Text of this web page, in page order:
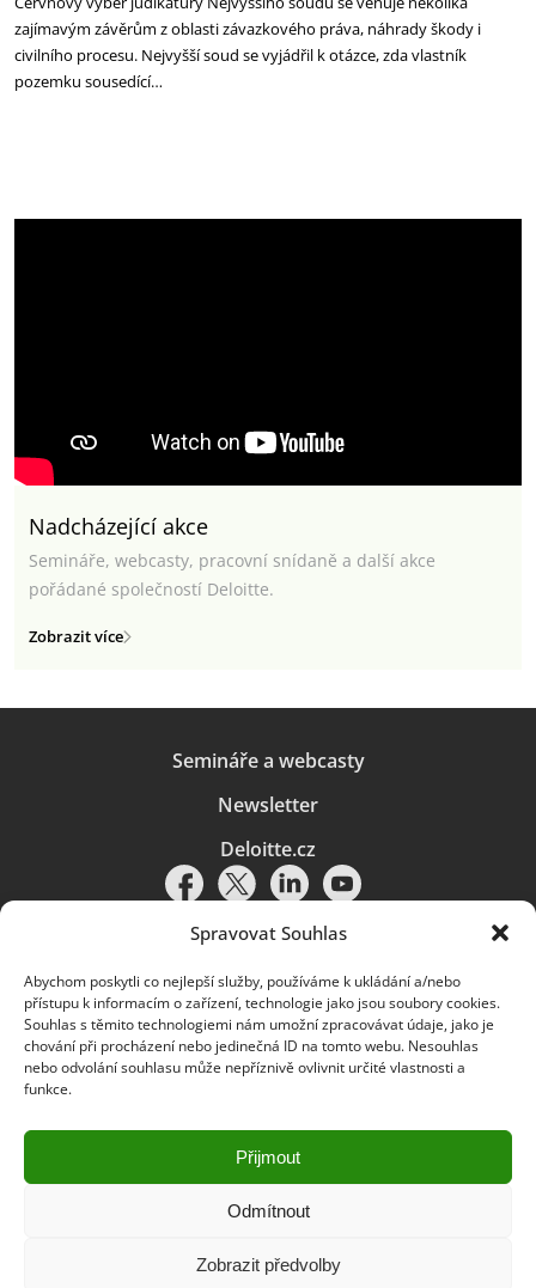
Spravovat Souhlas
Abychom poskytli co nejlepší služby, používáme k ukládání a/nebo
přístupu k informacím o zařízení, technologie jako jsou soubory cookies.
Souhlas s těmito technologiemi nám umožní zpracovávat údaje, jako je
chování při procházení nebo jedinečná ID na tomto webu. Nesouhlas
nebo odvolání souhlasu může nepříznivě ovlivnit určité vlastnosti a
funkce.
Přijmout
Odmítnout
Zobrazit předvolby
zajímavým závěrům z oblasti závazkového práva, náhrady škody i
civilního procesu. Nejvyšší soud se vyjádřil k otázce, zda vlastník
pozemku sousedící…
Nadcházející akce
Semináře, webcasty, pracovní snídaně a další akce
pořádané společností Deloitte.
Zobrazit více
Semináře a webcasty
Newsletter
Deloitte.cz
Pravidla používání|Ochrana osobních údajů|Soubory cookies |
Deloitte.cz
© 2026. Více informací najdete vPravidlech používání.
Deloitte označuje jednu či více společností globální sítě členských
a přidružené subjekty (souhrnně „organizace Deloitte“). Společnost DTTL
(rovněž označovaná jako „Deloitte Global“) a každá z jejích členských
společností a jejich přidružených subjektů je samostatným a nezávislým
právním subjektem, který není oprávněn zavazovat nebo přijímat závazky
za jinou z těchto členských společností a jejich přidružených subjektů ve
pochybení, nikoli za jednání či pochybení jiných členských společností či